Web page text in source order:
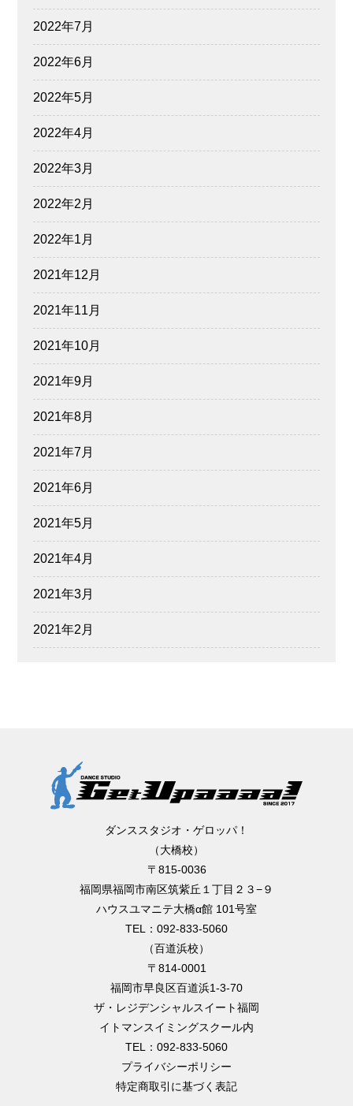
2022年7月
2022年6月
2022年5月
2022年4月
2022年3月
2022年2月
2022年1月
2021年12月
2021年11月
2021年10月
2021年9月
2021年8月
2021年7月
2021年6月
2021年5月
2021年4月
2021年3月
2021年2月
ダンススタジオ・ゲロッパ！
（大橋校）
〒815-0036
福岡県福岡市南区筑紫丘１丁目２３−９
ハウスユマニテ大橋α館 101号室
TEL：092-833-5060
（百道浜校）
〒814-0001
福岡市早良区百道浜1-3-70
ザ・レジデンシャルスイート福岡
イトマンスイミングスクール内
TEL：092-833-5060
プライバシーポリシー
特定商取引に基づく表記